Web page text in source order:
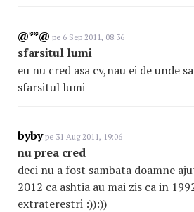
@**@ pe 6 Sep 2011, 08:36
sfarsitul lumi
eu nu cred asa cv,nau ei de unde
sfarsitul lumi
bybype 31 Aug 2011, 19:06
nu prea cred
deci nu a fost sambata doamne
2012 ca ashtia au mai zis ca in
extraterestri :)):))